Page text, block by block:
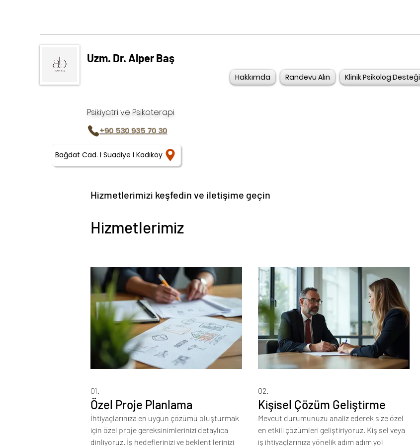
Uzm. Dr. Alper Baş
Psikiyatri ve Psikoterapi
+90 530 935 70 30
Bağdat Cad. I Suadiye I Kadıköy
Hakkımda Randevu Alın Klinik Psikolog Desteği
Hizmetlerimizi keşfedin ve iletişime geçin
Hizmetlerimiz
01.
Özel Proje Planlama
İhtiyaçlarınıza en uygun çözümü oluşturmak
için özel proje gereksinimlerinizi detaylıca
dinliyoruz. İş hedeflerinizi ve beklentilerinizi
02.
Kişisel Çözüm Geliştirme
Mevcut durumunuzu analiz ederek size özel
en etkili çözümleri geliştiriyoruz. Kişisel veya
iş ihtiyaçlarınıza yönelik adım adım yol